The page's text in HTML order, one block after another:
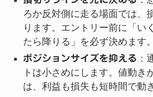
ろか反対側に走る場面では、
ります。エントリー前に「い
たら降りる」を必ず決めます。
ポジションサイズを抑える ：
トは小さめにします。値動き
は、利益も損失も短時間で動